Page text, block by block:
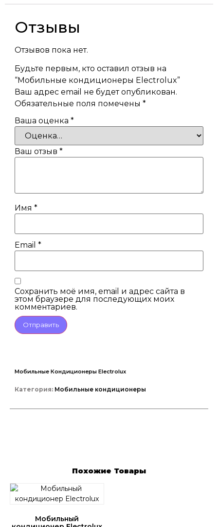
Отзывы
Отзывов пока нет.
Будьте первым, кто оставил отзыв на
“Мобильные кондиционеры Electrolux”
Ваш адрес email не будет опубликован.
Обязательные поля помечены *
Ваша оценка *
Ваш отзыв *
Имя *
Email *
Сохранить моё имя, email и адрес сайта в
этом браузере для последующих моих
комментариев.
Похожие Товары
Мобильный
Мобильные Кондиционеры Electrolux
Категория: Мобильные кондиционеры